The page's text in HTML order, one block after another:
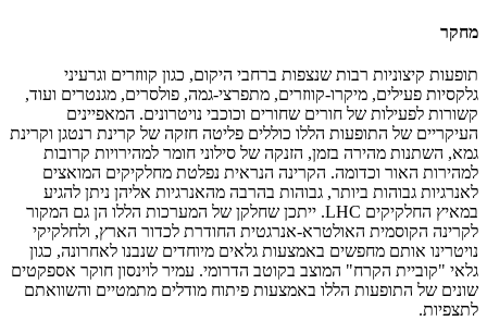
מחקר
תופעות קיצוניות רבות שנצפות ברחבי היקום, כגון קווזרים וגרעיני
גלקסיות פעילים, מיקרו-קווזרים, מתפרצי-גמה, פולסרים, מגנטרים ועוד,
קשורות לפעילות של חורים שחורים וכוכבי נויטרונים. המאפיינים
העיקריים של התופעות הללו כוללים פליטה חזקה של קרינת רנטגן וקרינת
גמא, השתנות מהירה בזמן, הזנקה של סילוני חומר למהירויות קרובות
למהירות האור וכדומה. הקרינה הנראית נפלטת מחלקיקים המואצים
לאנרגיות גבוהות ביותר, גבוהות בהרבה מהאנרגיות אליהן ניתן להגיע
במאיץ החלקיקים LHC. ייתכן שחלקן של המערכות הללו הן גם המקור
לקרינה הקוסמית האולטרא-אנרגטית החודרת לכדור הארץ, ולחלקיקי
נויטרינו אותם מחפשים באמצעות גלאים מיוחדים שנבנו לאחרונה, כגון
גלאי "קוביית הקרח" המוצב בקוטב הדרומי. עמיר לוינסון חוקר אספקטים
שונים של התופעות הללו באמצעות פיתוח מודלים מתמטיים והשוואתם
לתצפיות.